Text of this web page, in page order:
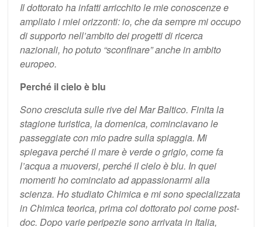
Il dottorato ha infatti arricchito le mie conoscenze e
ampliato i miei orizzonti: io, che da sempre mi occupo
di supporto nell’ambito dei progetti di ricerca
nazionali, ho potuto “sconfinare” anche in ambito
europeo.
Perché il cielo è blu
Sono cresciuta sulle rive del Mar Baltico. Finita la
stagione turistica, la domenica, cominciavano le
passeggiate con mio padre sulla spiaggia. Mi
spiegava perché il mare è verde o grigio, come fa
l’acqua a muoversi, perché il cielo è blu. In quei
momenti ho cominciato ad appassionarmi alla
scienza. Ho studiato Chimica e mi sono specializzata
in Chimica teorica, prima col dottorato poi come post-
doc. Dopo varie peripezie sono arrivata in Italia,